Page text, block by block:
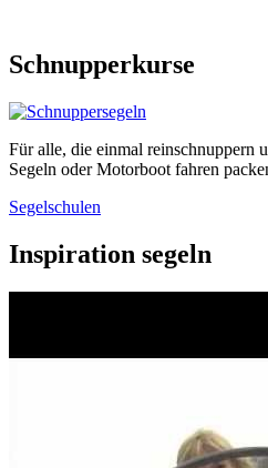
Schnupperkurse
Für alle, die einmal reinschnuppern
Segeln oder Motorboot fahren
Segelschulen
Inspiration segeln